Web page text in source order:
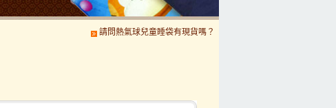
請問熱氣球兒童睡袋有現貨嗎？